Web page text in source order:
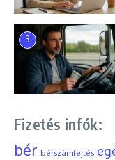
3
Fizetés infók:
bér bérszámfejtés